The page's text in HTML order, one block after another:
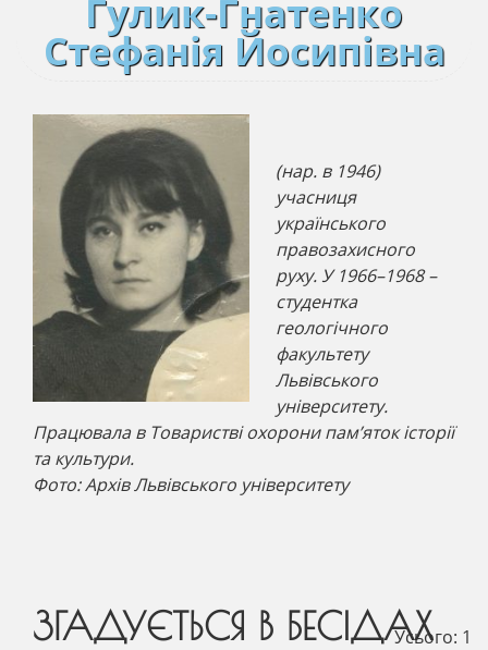
Гулик-Гнатенко
Стефанія Йосипівна
(нар. в 1946)
учасниця
українського
правозахисного
руху. У 1966–1968 –
студентка
геологічного
факультету
Львівського
університету.
Працювала в Товаристві охорони пам’яток історії
та культури.
Фото: Архів Львівського університету
ЗГАДУЄТЬСЯ В БЕСІДАХУсього: 1